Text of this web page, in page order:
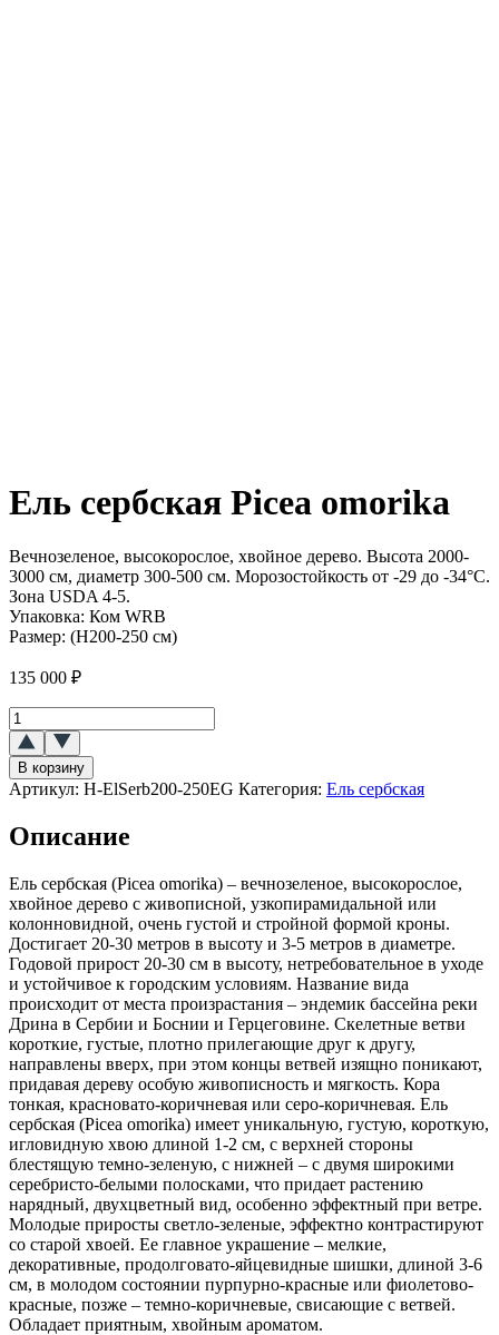
Ель сербская Picea omorika
Вечнозеленое, высокорослое, хвойное дерево. Высота 2000-
3000 см, диаметр 300-500 см. Морозостойкость от -29 до -34°C.
Зона USDA 4-5.
Упаковка: Ком WRB
Размер: (H200-250 см)
135 000 ₽
Количество
товара
Ель
сербская
(Picea
В корзину
Артикул: H-ElSerb200-250EG Категория: Ель сербская
Описание
Ель сербская (Picea omorika) – вечнозеленое, высокорослое,
хвойное дерево с живописной, узкопирамидальной или
колонновидной, очень густой и стройной формой кроны.
Достигает 20-30 метров в высоту и 3-5 метров в диаметре.
Годовой прирост 20-30 см в высоту, нетребовательное в уходе
и устойчивое к городским условиям. Название вида
происходит от места произрастания – эндемик бассейна реки
Дрина в Сербии и Боснии и Герцеговине. Скелетные ветви
короткие, густые, плотно прилегающие друг к другу,
направлены вверх, при этом концы ветвей изящно поникают,
придавая дереву особую живописность и мягкость. Кора
тонкая, красновато-коричневая или серо-коричневая. Ель
сербская (Picea omorika) имеет уникальную, густую, короткую,
игловидную хвою длиной 1-2 см, с верхней стороны
блестящую темно-зеленую, с нижней – с двумя широкими
серебристо-белыми полосками, что придает растению
нарядный, двухцветный вид, особенно эффектный при ветре.
Молодые приросты светло-зеленые, эффектно контрастируют
со старой хвоей. Ее главное украшение – мелкие,
декоративные, продолговато-яйцевидные шишки, длиной 3-6
см, в молодом состоянии пурпурно-красные или фиолетово-
красные, позже – темно-коричневые, свисающие с ветвей.
Обладает приятным, хвойным ароматом.